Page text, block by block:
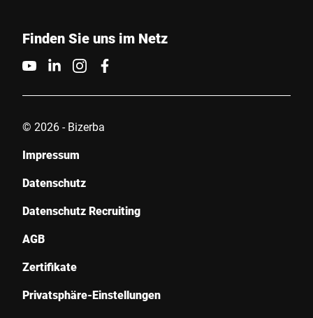
Finden Sie uns im Netz
© 2026 - Bizerba
Impressum
Datenschutz
Datenschutz Recruiting
AGB
Zertifikate
Privatsphäre-Einstellungen